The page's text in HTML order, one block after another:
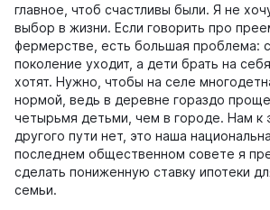
главное, чтоб счастливы были. Я не
выбор в жизни. Если говорить про
фермерстве, есть большая проблема:
поколение уходит, а дети брать на
хотят. Нужно, чтобы на селе
нормой, ведь в деревне гораздо
четырьмя детьми, чем в городе. Нам к
другого пути нет, это наша
последнем общественном совете я
сделать пониженную ставку ипотеки
семьи.